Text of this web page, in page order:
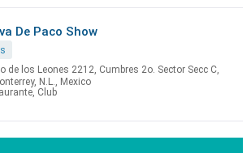
De Paco Show
de los Leones 2212, Cumbres 2o. Sector Secc C,
N.L., Mexico
Club